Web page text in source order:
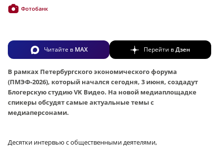
Фотобанк
Читайте в MAX Перейти вДзен
В рамках Петербургского экономического форума
(ПМЭФ-2026), который начался сегодня, 3 июня, создадут
Блогерскую студию VK Видео. На новой медиаплощадке
спикеры обсудят самые актуальные темы с
медиаперсонами.
Десятки интервью с общественными деятелями,